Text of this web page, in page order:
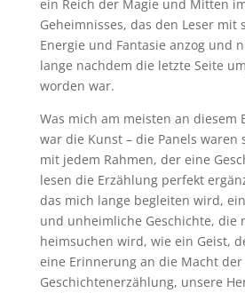
ein Reich der Magie und Mitten
Geheimnisses, das den Leser mit
Energie und Fantasie anzog und
lange nachdem die letzte Seite
worden war.
Was mich am meisten an diesem
war die Kunst – die Panels waren
mit jedem Rahmen, der eine
lesen die Erzählung perfekt
das mich lange begleiten wird,
und unheimliche Geschichte, die
heimsuchen wird, wie ein Geist,
eine Erinnerung an die Macht der
Geschichtenerzählung, unsere